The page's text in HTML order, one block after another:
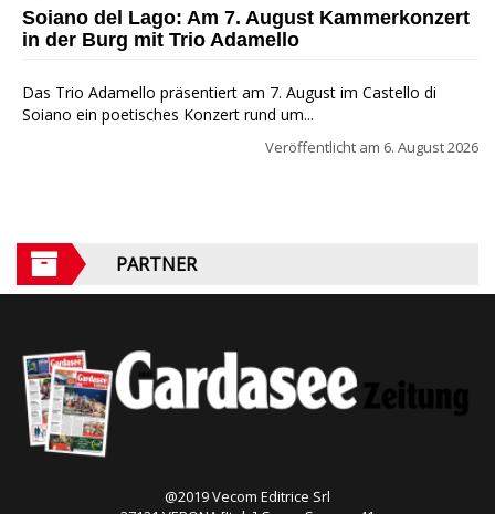
Soiano del Lago: Am 7. August Kammerkonzert
in der Burg mit Trio Adamello
Das Trio Adamello präsentiert am 7. August im Castello di
Soiano ein poetisches Konzert rund um...
Veröffentlicht am 6. August 2026
PARTNER
@2019 Vecom Editrice Srl